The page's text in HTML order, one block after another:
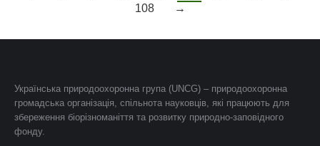
108
→
Українська природоохоронна група (UNCG) – природоохоронна
громадська організація, спільнота науковців, які працюють для
збереження біорізноманіття та розвитку природно-заповідного
фонду.